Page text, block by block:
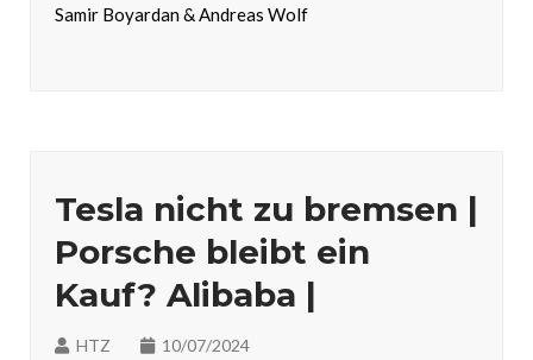
Samir Boyardan & Andreas Wolf
Tesla nicht zu bremsen |
Porsche bleibt ein
Kauf? Alibaba |
HTZ
10/07/2024